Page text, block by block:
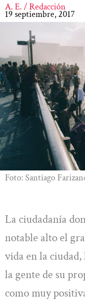
A. E. / Redacción
19 septiembre, 2017
Foto: Santiago
La ciudadanía
notable alto el
vida en la
la gente de su
como muy